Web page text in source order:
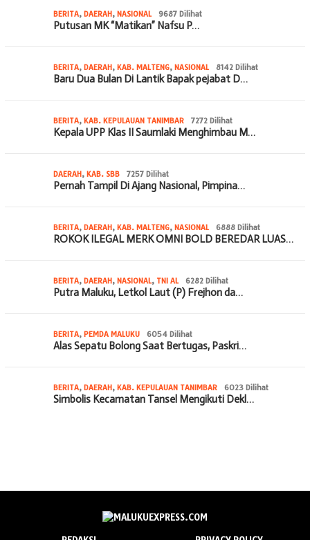
BERITA, DAERAH, NASIONAL 9687 Dilihat
Putusan MK “Matikan” Nafsu P…
BERITA, DAERAH, KAB. MALTENG, NASIONAL 8142 Dilihat
Baru Dua Bulan Di Lantik Bapak pejabat D…
BERITA, KAB. KEPULAUAN TANIMBAR 7272 Dilihat
Kepala UPP Klas II Saumlaki Menghimbau M…
DAERAH, KAB. SBB 7257 Dilihat
Pernah Tampil Di Ajang Nasional, Pimpina…
BERITA, DAERAH, KAB. MALTENG, NASIONAL 6888 Dilihat
ROKOK ILEGAL MERK OMNI BOLD BEREDAR LUAS…
BERITA, DAERAH, NASIONAL, TNI AL 6282 Dilihat
Putra Maluku, Letkol Laut (P) Frejhon da…
BERITA, PEMDA MALUKU 6054 Dilihat
Alas Sepatu Bolong Saat Bertugas, Paskri…
BERITA, DAERAH, KAB. KEPULAUAN TANIMBAR 6023 Dilihat
Simbolis Kecamatan Tansel Mengikuti Dekl…